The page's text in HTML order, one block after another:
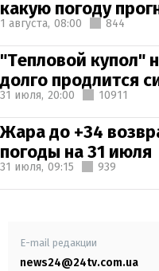
какую погоду
1 августа, 08:00 844
"Тепловой купол"
долго продлится
31 июля, 20:00 10911
Жара до +34
погоды на 31 июля
31 июля, 09:15 939
E-mail редакции
news24@24tv.com.ua